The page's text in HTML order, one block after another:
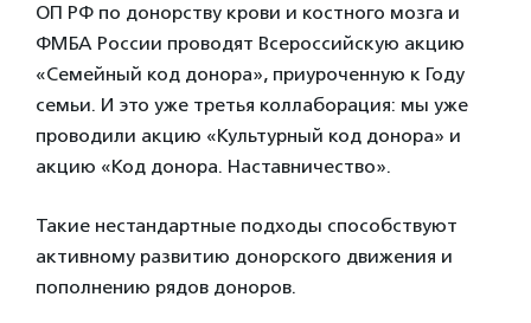
ОП РФ по донорству крови и костного мозга и
ФМБА России проводят Всероссийскую акцию
«Семейный код донора», приуроченную к Году
семьи. И это уже третья коллаборация: мы уже
проводили акцию «Культурный код донора» и
акцию «Код донора. Наставничество».
Такие нестандартные подходы способствуют
активному развитию донорского движения и
пополнению рядов доноров.